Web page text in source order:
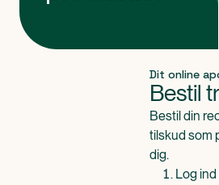
Dit online
Bestil
Bestil din
tilskud som
dig.
Log